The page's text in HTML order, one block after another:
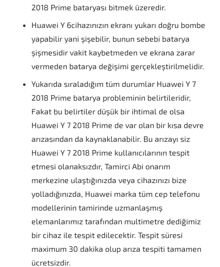
2018 Prime bataryası bitmek üzeredir.
Huawei Y 6cihazınızın ekranı yukarı doğru bombe
yapabilir yani şişebilir, bunun sebebi batarya
şişmesidir vakit kaybetmeden ve ekrana zarar
vermeden batarya değişimi gerçekleştirilmelidir.
Yukarıda sıraladığım tüm durumlar Huawei Y 7
2018 Prime batarya probleminin belirtileridir,
Fakat bu belirtiler düşük bir ihtimal de olsa
Huawei Y 7 2018 Prime de var olan bir kısa devre
arızasından da kaynaklanabilir. Bu arızayı siz
Huawei Y 7 2018 Prime kullanıcılarının tespit
etmesi olanaksızdır, Tamirci Abi onarım
merkezine ulaştığınızda veya cihazınızı bize
yolladığınızda, Huawei marka tüm cep telefonu
modellerinin tamirinde uzmanlaşmış
elemanlarımız tarafından multimetre dediğimiz
bir cihaz ile tespit edilecektir. Tespit süresi
maximum 30 dakika olup arıza tespiti tamamen
ücretsizdir.